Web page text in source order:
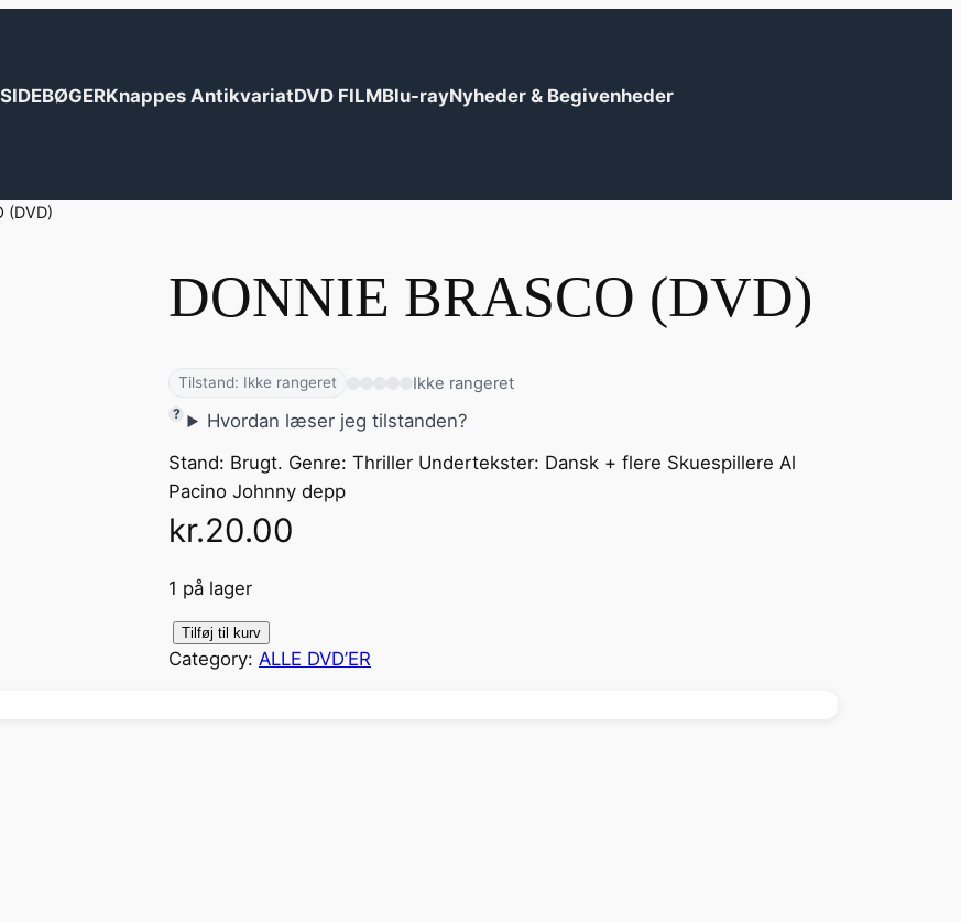
BØGERKnappes AntikvariatDVD FILMBlu-rayNyheder & Begivenheder
(DVD)
DONNIE BRASCO (DVD)
Tilstand: Ikke rangeret Ikke rangeret
Hvordan læser jeg tilstanden?
Stand: Brugt. Genre: Thriller Undertekster: Dansk + flere Skuespillere Al
Pacino Johnny depp
kr.20.00
1 på lager
O
Tilføj til kurv
Category: ALLE DVD’ER